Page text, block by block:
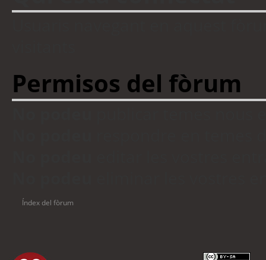
Permisos del fòrum
Índex del fòrum